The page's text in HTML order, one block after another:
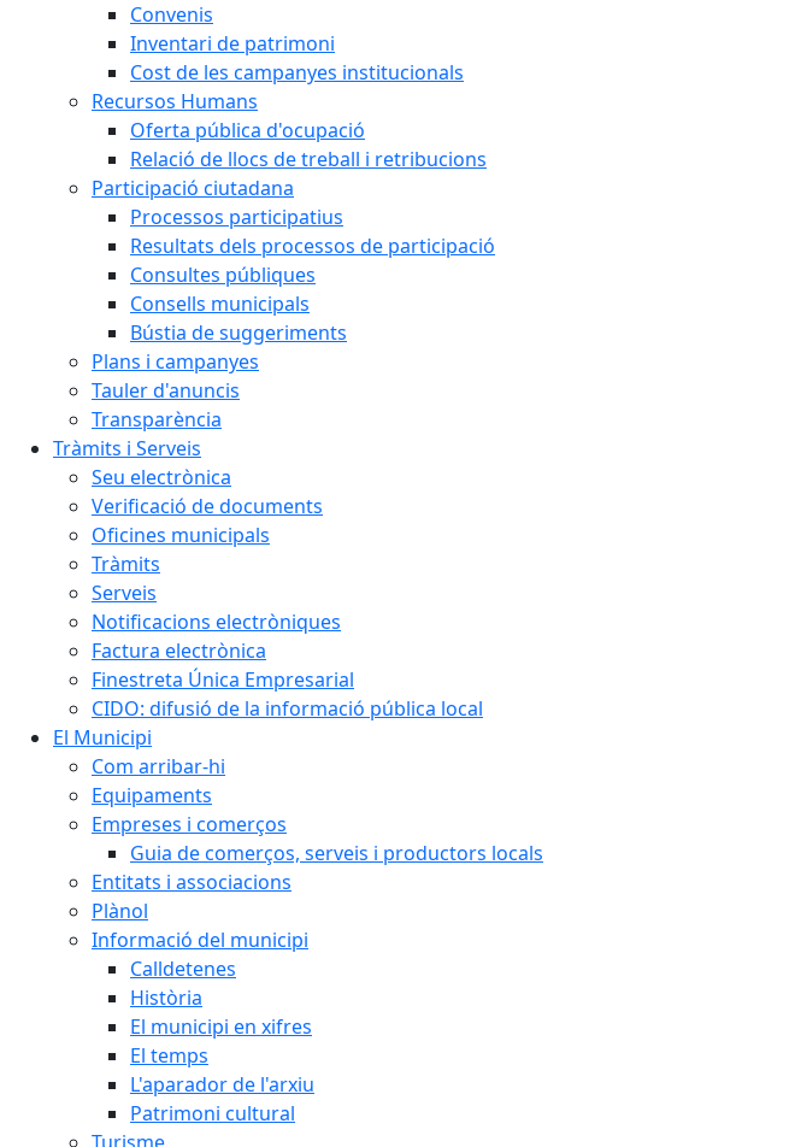
Convenis
Inventari de patrimoni
Cost de les campanyes institucionals
Recursos Humans
Oferta pública d'ocupació
Relació de llocs de treball i retribucions
Participació ciutadana
Processos participatius
Resultats dels processos de participació
Consultes públiques
Consells municipals
Bústia de suggeriments
Plans i campanyes
Tauler d'anuncis
Transparència
Tràmits i Serveis
Seu electrònica
Verificació de documents
Oficines municipals
Tràmits
Serveis
Notificacions electròniques
Factura electrònica
Finestreta Única Empresarial
CIDO: difusió de la informació pública local
El Municipi
Com arribar-hi
Equipaments
Empreses i comerços
Guia de comerços, serveis i productors locals
Entitats i associacions
Plànol
Informació del municipi
Calldetenes
Història
El municipi en xifres
El temps
L'aparador de l'arxiu
Patrimoni cultural